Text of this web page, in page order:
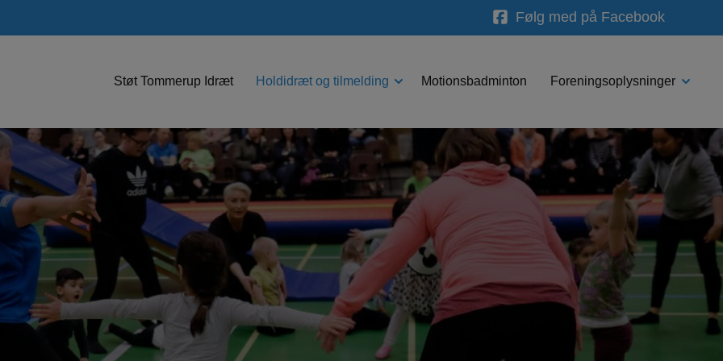
Følg med på Facebook
Støt Tommerup Idræt Holdidræt og tilmelding Motionsbadminton Foreningsoplysninger